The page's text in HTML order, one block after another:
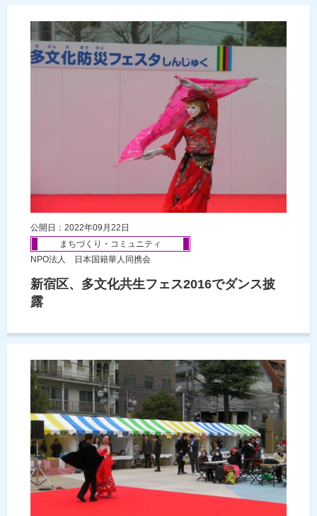
公開日：2022年09月22日
まちづくり・コミュニティ
NPO法人 日本国籍華人同携会
新宿区、多文化共生フェス2016でダンス披
露